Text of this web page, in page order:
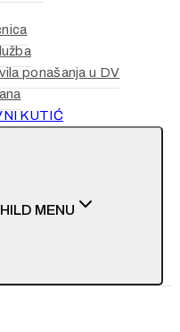
ponašanja u DV
KUTIĆ
MENU